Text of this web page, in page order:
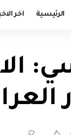
الرئيسية اخر